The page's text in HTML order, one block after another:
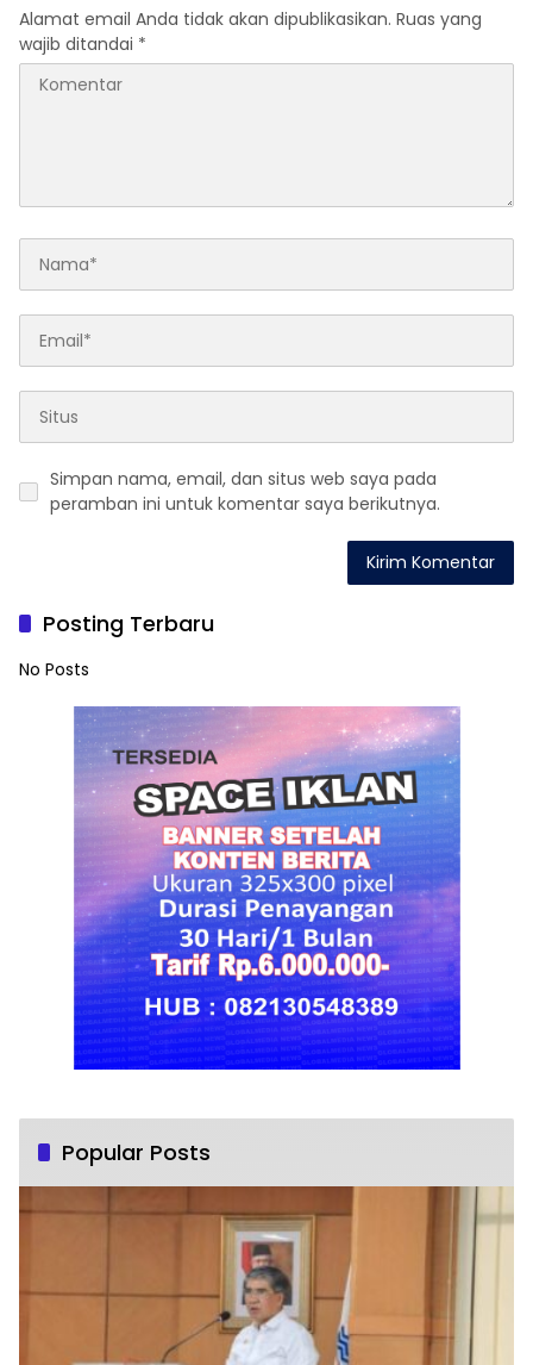
Alamat email Anda tidak akan dipublikasikan. Ruas yang
wajib ditandai *
Simpan nama, email, dan situs web saya pada
peramban ini untuk komentar saya berikutnya.
Posting Terbaru
No Posts
Popular Posts